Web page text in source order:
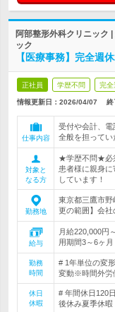
阿部整形外科クリニック
ック
【医療事務】完全週
正社員 学歴不問 完全
情報更新日：2026/04/07 終
仕事内容
受付や会計、
全般を担ってい
対象と
なる方
★学歴不問★必
患者様に親身
しています！
勤務地
東京都三鷹市
更の範囲】会
給与
月給220,000円
用期間3～6ヶ月
勤務
時間
# 1年単位の変
変動※時間外
休日
休暇
# 年間休日120
後休み夏季休暇